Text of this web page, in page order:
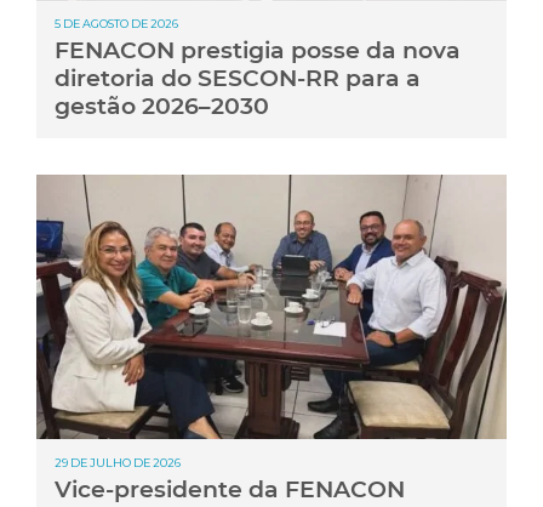
5 DE AGOSTO DE 2026
FENACON prestigia posse da nova
diretoria do SESCON-RR para a
gestão 2026–2030
29 DE JULHO DE 2026
Vice-presidente da FENACON